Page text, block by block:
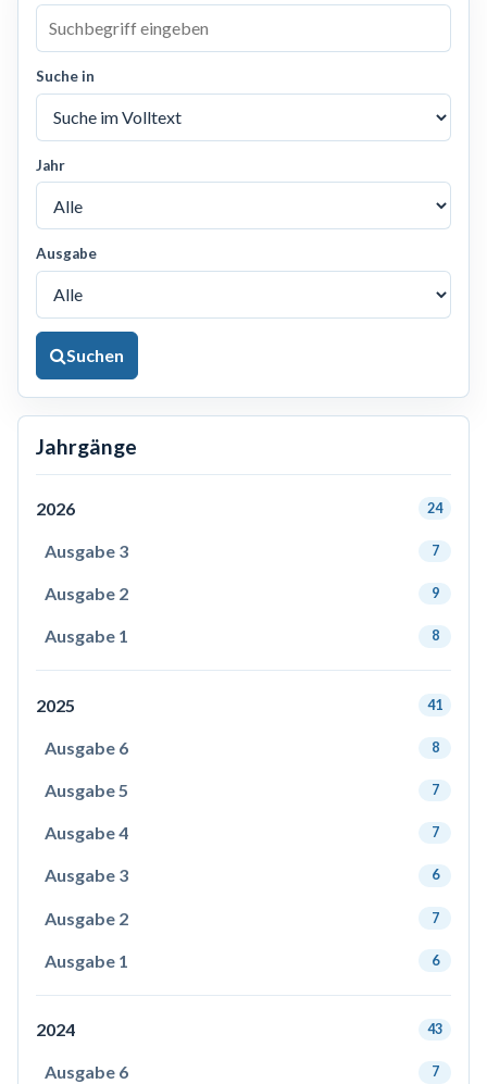
Suche in
Jahr
Ausgabe
Suchen
Jahrgänge
2026 24
Ausgabe 3 7
Ausgabe 2 9
Ausgabe 1 8
2025 41
Ausgabe 6 8
Ausgabe 5 7
Ausgabe 4 7
Ausgabe 3 6
Ausgabe 2 7
Ausgabe 1 6
2024 43
Ausgabe 6 7